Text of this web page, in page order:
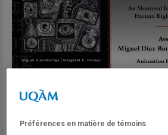
Préférences en matière de témoins